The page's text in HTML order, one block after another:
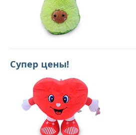
Супер цены!